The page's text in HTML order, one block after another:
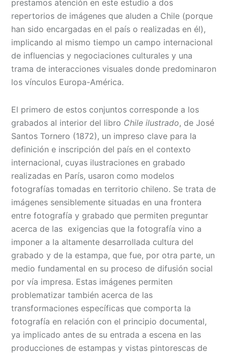
prestamos atención en este estudio a dos
repertorios de imágenes que aluden a Chile (porque
han sido encargadas en el país o realizadas en él),
implicando al mismo tiempo un campo internacional
de influencias y negociaciones culturales y una
trama de interacciones visuales donde predominaron
los vínculos Europa-América.
El primero de estos conjuntos corresponde a los
grabados al interior del libro Chile ilustrado, de José
Santos Tornero (1872), un impreso clave para la
definición e inscripción del país en el contexto
internacional, cuyas ilustraciones en grabado
realizadas en París, usaron como modelos
fotografías tomadas en territorio chileno. Se trata de
imágenes sensiblemente situadas en una frontera
entre fotografía y grabado que permiten preguntar
acerca de las exigencias que la fotografía vino a
imponer a la altamente desarrollada cultura del
grabado y de la estampa, que fue, por otra parte, un
medio fundamental en su proceso de difusión social
por vía impresa. Estas imágenes permiten
problematizar también acerca de las
transformaciones específicas que comporta la
fotografía en relación con el principio documental,
ya implicado antes de su entrada a escena en las
producciones de estampas y vistas pintorescas de